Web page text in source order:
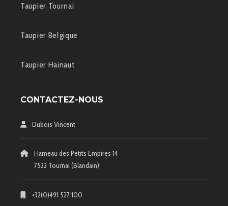
Taupier Tournai
Taupier Belgique
Taupier Hainaut
CONTACTEZ-NOUS
Dubois Vincent
Hameau des Petits Empires 14
7522 Tournai (Blandain)
+32(0)491 527 100